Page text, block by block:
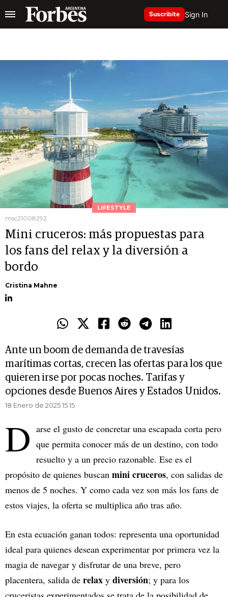
Suscribite Sign In
LIFESTYLE
msc21008292
Mini cruceros: más propuestas para
los fans del relax y la diversión a
bordo
Cristina Mahne
Ante un boom de demanda de travesías
marítimas cortas, crecen las ofertas para los que
quieren irse por pocas noches. Tarifas y
opciones desde Buenos Aires y Estados Unidos.
18 Enero de 2025 15.15
D arse el gusto de concretar una escapada corta pero
que permita conocer más de un destino, con todo
resuelto y a un precio razonable. Ese es el
propósito de quienes buscan mini cruceros, con salidas de
menos de 5 noches. Y como cada vez son más los fans de
estos viajes, la oferta se multiplica año tras año.
En esta ecuación ganan todos: representa una oportunidad
ideal para quienes desean experimentar por primera vez la
magia de navegar y disfrutar de una breve, pero
placentera, salida de relax y diversión; y para los